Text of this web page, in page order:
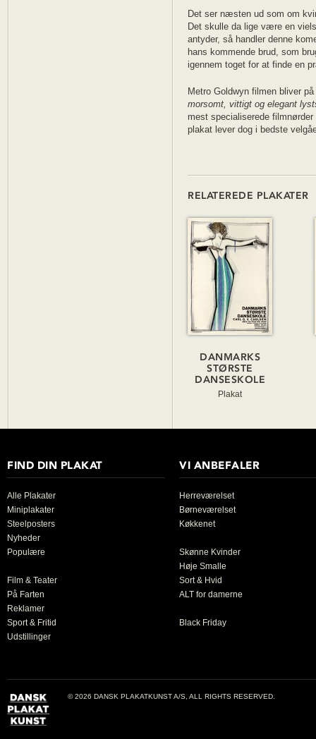
Det ser næsten ud som om
Det skulle da lige være en
antyder, så handler denne
hans kommende brud, som
igennem toget for at finde en
Metro Goldwyn filmen bliver
morsomt, vittigt og elegant
mest specialiserede
plakat lever dog i bedste
RELATEREDE PLAKATER
DANMARKS
STØRSTE
DANSESKOLE
Plakat
FIND DIN PLAKAT
Alle Plakater
Miniplakater
Steelposters
Nyheder
Populære
Film & Teater
På Farten
Reklamer
Sport & Fritid
Udstillinger
VI ANBEFALER
Herreværelset
Børneværelset
Køkkenet
Skønne Kvinder
Høje Smalle
Sort & Hvid
ALT for damerne
Black Friday
© 2026 DANSK PLAKATKUNST A/S, ALL RIGHTS RESERVED.